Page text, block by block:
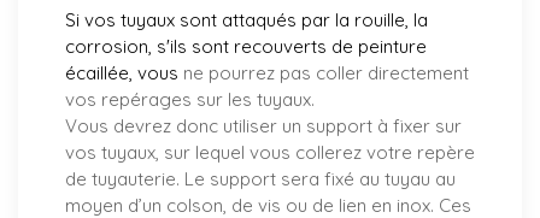
Si vos tuyaux sont attaqués par la rouille, la
corrosion, s'ils sont recouverts de peinture
écaillée, vous ne pourrez pas coller directement
vos repérages sur les tuyaux.
Vous devrez donc utiliser un support à fixer sur
vos tuyaux, sur lequel vous collerez votre repère
de tuyauterie. Le support sera fixé au tuyau au
moyen d’un colson, de vis ou de lien en inox. Ces